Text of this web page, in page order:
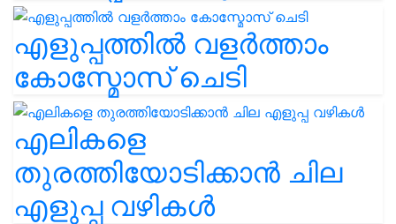
എളുപ്പത്തിൽ വളർത്താം
കോസ്മോസ് ചെടി
എലികളെ
തുരത്തിയോടിക്കാൻ ചില
എളുപ്പ വഴികൾ